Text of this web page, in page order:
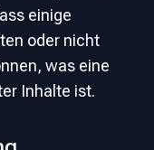
einige
oder nicht
was eine
Inhalte ist.